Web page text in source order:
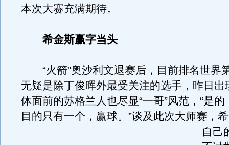
本次大赛充满期待。
希金斯赢字当头
“火箭”奥沙利文退赛后，目前排名世界
无疑是除丁俊晖外最受关注的选手，昨日出
体面前的苏格兰人也尽显“一哥”风范，“是
目的只有一个，赢球。 ”谈及此次大师赛，
自己